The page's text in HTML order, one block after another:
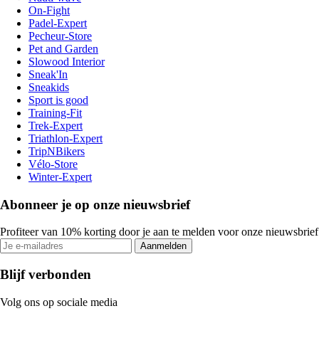
On-Fight
Padel-Expert
Pecheur-Store
Pet and Garden
Slowood Interior
Sneak'In
Sneakids
Sport is good
Training-Fit
Trek-Expert
Triathlon-Expert
TripNBikers
Vélo-Store
Winter-Expert
Abonneer je op onze nieuwsbrief
Profiteer van 10% korting door je aan te melden voor onze nieuwsbrief
Aanmelden
Blijf verbonden
Volg ons op sociale media